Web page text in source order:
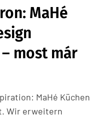
MaHé
most már
MaHé Küchen
Wir erweitern